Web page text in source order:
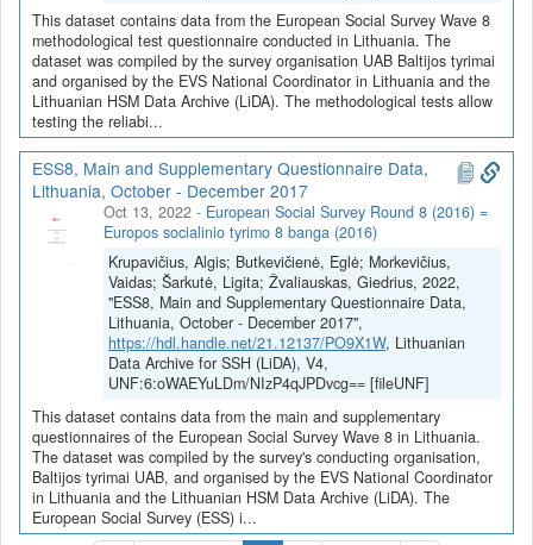
This dataset contains data from the European Social Survey Wave 8
methodological test questionnaire conducted in Lithuania. The
dataset was compiled by the survey organisation UAB Baltijos tyrimai
and organised by the EVS National Coordinator in Lithuania and the
Lithuanian HSM Data Archive (LiDA). The methodological tests allow
testing the reliabi...
ESS8, Main and Supplementary Questionnaire Data,
Lithuania, October - December 2017
Oct 13, 2022 - European Social Survey Round 8 (2016) =
Europos socialinio tyrimo 8 banga (2016)
Krupavičius, Algis; Butkevičienė, Eglė; Morkevičius,
Vaidas; Šarkutė, Ligita; Žvaliauskas, Giedrius, 2022,
"ESS8, Main and Supplementary Questionnaire Data,
Lithuania, October - December 2017",
https://hdl.handle.net/21.12137/PO9X1W, Lithuanian
Data Archive for SSH (LiDA), V4,
UNF:6:oWAEYuLDm/NIzP4qJPDvcg== [fileUNF]
This dataset contains data from the main and supplementary
questionnaires of the European Social Survey Wave 8 in Lithuania.
The dataset was compiled by the survey's conducting organisation,
Baltijos tyrimai UAB, and organised by the EVS National Coordinator
in Lithuania and the Lithuanian HSM Data Archive (LiDA). The
European Social Survey (ESS) i...